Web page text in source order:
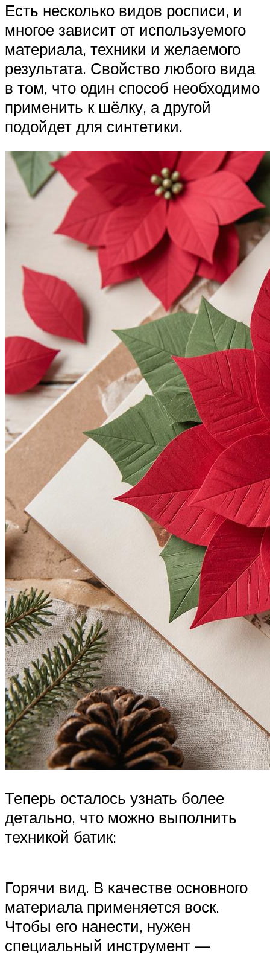
Есть несколько видов росписи, и
многое зависит от используемого
материала, техники и желаемого
результата. Свойство любого вида
в том, что один способ необходимо
применить к шёлку, а другой
подойдет для синтетики.
Теперь осталось узнать более
детально, что можно выполнить
техникой батик:
Горячи вид. В качестве основного
материала применяется воск.
Чтобы его нанести, нужен
специальный инструмент —